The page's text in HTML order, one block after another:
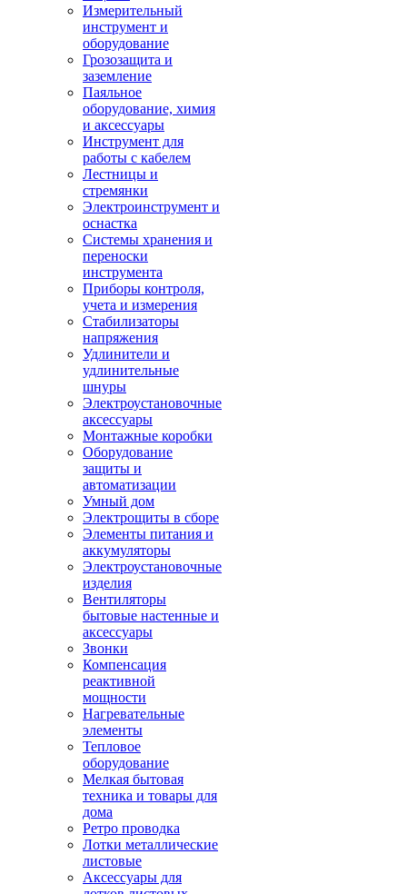
Измерительный
инструмент и
оборудование
Грозозащита и
заземление
Паяльное
оборудование, химия
и аксессуары
Инструмент для
работы с кабелем
Лестницы и
стремянки
Электроинструмент и
оснастка
Системы хранения и
переноски
инструмента
Приборы контроля,
учета и измерения
Стабилизаторы
напряжения
Удлинители и
удлинительные
шнуры
Электроустановочные
аксессуары
Монтажные коробки
Оборудование
защиты и
автоматизации
Умный дом
Электрощиты в сборе
Элементы питания и
аккумуляторы
Электроустановочные
изделия
Вентиляторы
бытовые настенные и
аксессуары
Звонки
Компенсация
реактивной
мощности
Нагревательные
элементы
Тепловое
оборудование
Мелкая бытовая
техника и товары для
дома
Ретро проводка
Лотки металлические
листовые
Аксессуары для